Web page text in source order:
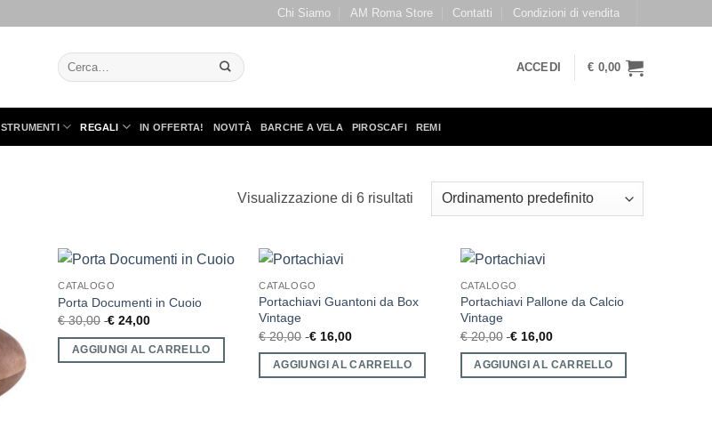
Chi Siamo AM Roma Store Contatti Condizioni di vendita
Cerca:
ACCEDI € 0,00
STRUMENTI REGALI IN OFFERTA! NOVITÀ BARCHE A VELA PIROSCAFI REMI
Visualizzazione di 6 risultati
CATALOGO
Porta Documenti in Cuoio
€30,00 € 24,00
AGGIUNGI AL CARRELLO
CATALOGO
Portachiavi Guantoni da Box
Vintage
€20,00 €16,00
AGGIUNGI AL CARRELLO
CATALOGO
Portachiavi Pallone da Calcio
Vintage
€20,00 €16,00
AGGIUNGI AL CARRELLO